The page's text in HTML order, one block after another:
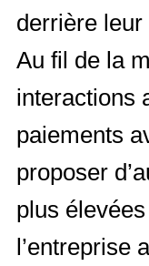
derrière
Au fil de la
interactions
paiements
proposer
plus
l’entreprise